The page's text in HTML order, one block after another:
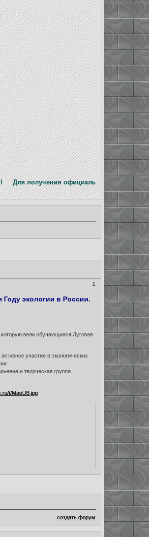
официальной информации перейдите
1
экологии в России.
вели обучающиеся Луговая
участие в экологических
и творческая группа
создать форум